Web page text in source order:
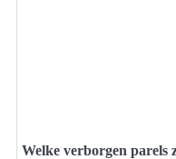
Welke verborgen parels